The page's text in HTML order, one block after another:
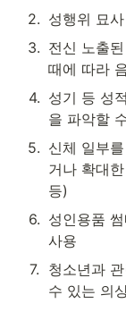
2. 성행위 묘
3. 전신 노출
때에 따라
4. 성기 등 성
을 파악할
5. 신체 일부
거나 확대
등)
6. 성인용품
사용
7. 청소년과
수 있는 의